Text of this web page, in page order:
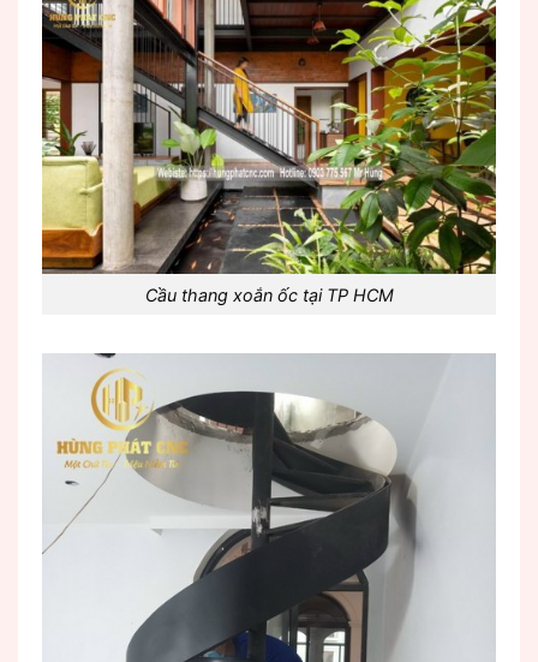
Cầu thang xoắn ốc tại TP HCM